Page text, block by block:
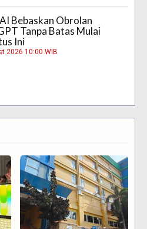
Bebaskan Obrolan
Tanpa Batas Mulai
Ini
2026 10:00 WIB